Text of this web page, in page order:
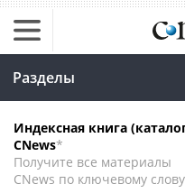
Разделы
Индексная книга
CNews*
Получите все материалы
CNews по ключевому слову